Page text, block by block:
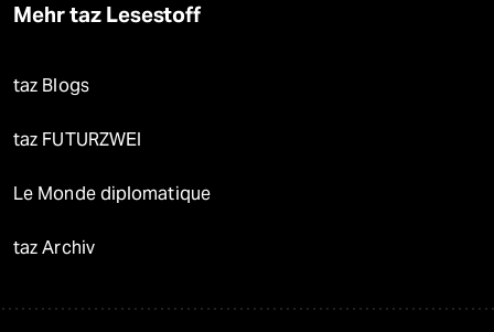
Mehr taz Lesestoff
taz Blogs
taz FUTURZWEI
Le Monde diplomatique
taz Archiv